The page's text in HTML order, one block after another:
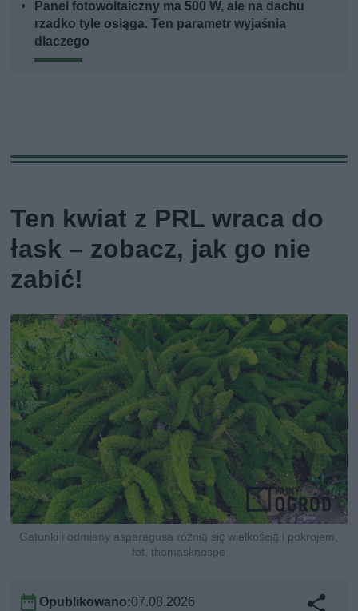
Panel fotowoltaiczny ma 500 W, ale na dachu
rzadko tyle osiąga. Ten parametr wyjaśnia
dlaczego
Ten kwiat z PRL wraca do
łask – zobacz, jak go nie
zabić!
Gatunki i odmiany asparagusa różnią się wielkością i pokrojem,
fot. thomasknospe
Opublikowano:07.08.2026